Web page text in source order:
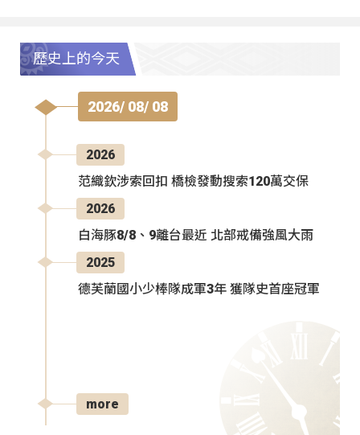
歷史上的今天
2026/ 08/ 08
2026
范織欽涉索回扣 橋檢發動搜索120萬交保
2026
白海豚8/8、9離台最近 北部戒備強風大雨
2025
德芙蘭國小少棒隊成軍3年 獲隊史首座冠軍
more